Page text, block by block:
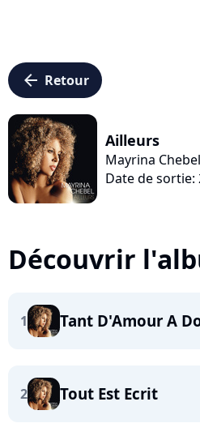
arrow_left Retour
Ailleurs
Mayrina Chebel
Date de sortie:
Découvrir
1 Tant D'Amour A
2 Tout Est Ecrit